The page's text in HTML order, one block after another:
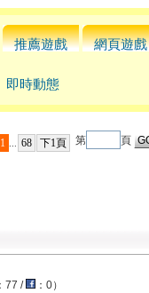
推薦遊戲 網頁遊戲
即時動態
1 68 下1頁 第 頁
77 /
：0）